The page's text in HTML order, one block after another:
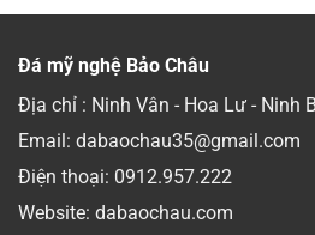
Đá mỹ nghệ Bảo Châu
Địa chỉ : Ninh Vân - Hoa Lư - Ninh
Email: dabaochau35@gmail.com
Điện thoại: 0912.957.222
Website: dabaochau.com